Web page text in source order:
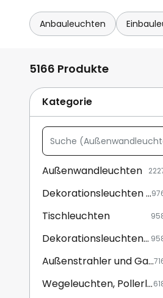
Anbauleuchten
Kategorie
Suche
(Außenwandleuchten,
Dekorationsleuchten
...)
Außenwandleuchten
Dekorationsleuchten Außen
Tischleuchten
Dekorationsleuchten Innen
Außenstrahler und Gartenstrahler
Wegeleuchten, Pollerleuchten
5166 Produkte